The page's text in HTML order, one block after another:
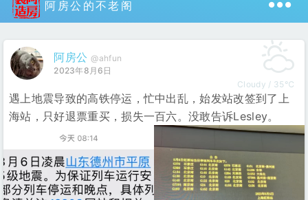
阿房公的不老阁
阿房公 @ahfun
2023年8月6日
Cloudy / 35℃
遇上地震导致的高铁停运，忙中出乱，始发站改签到了上
海站，只好退票重买，损失一百六。没敢告诉Lesley。